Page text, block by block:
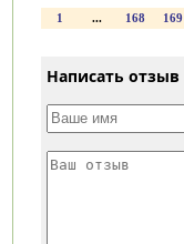
1 ... 168 169
Написать отзыв